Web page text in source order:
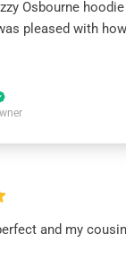
Osbourne
pleased with
and my